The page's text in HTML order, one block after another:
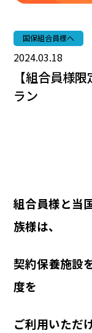
国保組合員様へ
2024.03.18
【組合員様
ラン
組合員様と当
族様は、
契約保養施設
度を
ご利用いただ